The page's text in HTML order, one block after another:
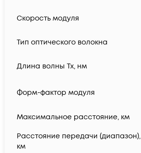
Скорость модуля
Тип оптического волокна
Длина волны Tx, нм
Форм-фактор модуля
Максимальное расстояние, км
Расстояние передачи (диапазон),
км